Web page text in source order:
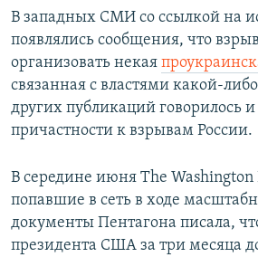
В западных СМИ со ссылкой на
появлялись сообщения, что
организовать некая
связанная с властями какой-
других публикаций говорилось
причастности к взрывам России.
В середине июня The Washington
попавшие в сеть в ходе
документы Пентагона писала,
президента США за три месяца